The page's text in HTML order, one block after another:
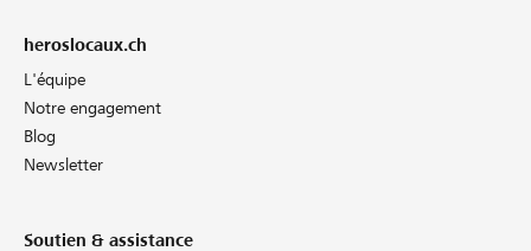
heroslocaux.ch
L'équipe
Notre engagement
Blog
Newsletter
Soutien & assistance